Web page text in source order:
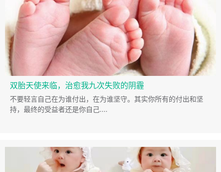
双胎天使来临，治愈我九次失败的阴霾
不要轻言自己在为谁付出，在为谁坚守。其实你所有的付出和坚
持，最终的受益者还是你自己....